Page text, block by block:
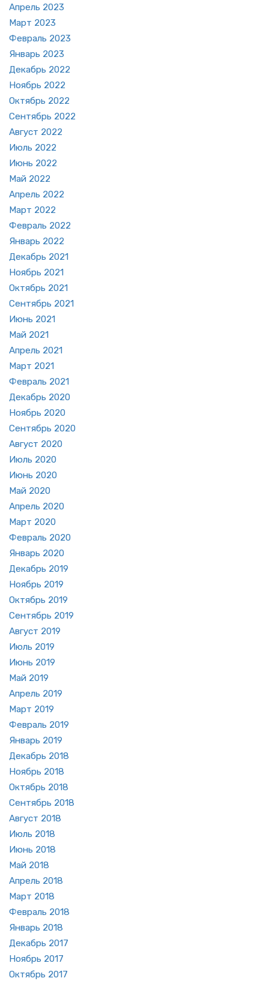
Ап­рель 2023
Март 2023
Фев­раль 2023
Ян­варь 2023
Де­кабрь 2022
Но­ябрь 2022
Ок­тябрь 2022
Сен­тябрь 2022
Ав­густ 2022
Июль 2022
Июнь 2022
Май 2022
Ап­рель 2022
Март 2022
Фев­раль 2022
Ян­варь 2022
Де­кабрь 2021
Но­ябрь 2021
Ок­тябрь 2021
Сен­тябрь 2021
Июнь 2021
Май 2021
Ап­рель 2021
Март 2021
Фев­раль 2021
Де­кабрь 2020
Но­ябрь 2020
Сен­тябрь 2020
Ав­густ 2020
Июль 2020
Июнь 2020
Май 2020
Ап­рель 2020
Март 2020
Фев­раль 2020
Ян­варь 2020
Де­кабрь 2019
Но­ябрь 2019
Ок­тябрь 2019
Сен­тябрь 2019
Ав­густ 2019
Июль 2019
Июнь 2019
Май 2019
Ап­рель 2019
Март 2019
Фев­раль 2019
Ян­варь 2019
Де­кабрь 2018
Но­ябрь 2018
Ок­тябрь 2018
Сен­тябрь 2018
Ав­густ 2018
Июль 2018
Июнь 2018
Май 2018
Ап­рель 2018
Март 2018
Фев­раль 2018
Ян­варь 2018
Де­кабрь 2017
Но­ябрь 2017
Ок­тябрь 2017